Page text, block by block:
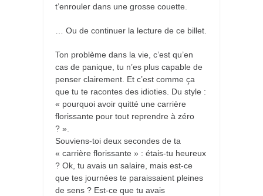
t’enrouler dans une grosse couette.
… Ou de continuer la lecture de ce billet.
Ton problème dans la vie, c’est qu’en
cas de panique, tu n’es plus capable de
penser clairement. Et c’est comme ça
que tu te racontes des idioties. Du style :
« pourquoi avoir quitté une carrière
florissante pour tout reprendre à zéro
? ».
Souviens-toi deux secondes de ta
« carrière florissante » : étais-tu heureux
? Ok, tu avais un salaire, mais est-ce
que tes journées te paraissaient pleines
de sens ? Est-ce que tu avais